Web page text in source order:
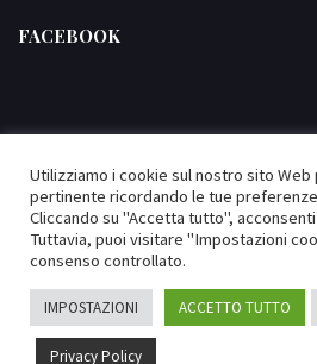
FACEBOOK
replica breitling
Ottimizzazione Indicizzazione by
Utilizziamo i cookie sul nostro sito
pertinente ricordando le tue
Cliccando su "Accetta tutto",
Tuttavia, puoi visitare "Impostazioni
consenso controllato.
IMPOSTAZIONI ACCETTO TUTTO
Privacy Policy